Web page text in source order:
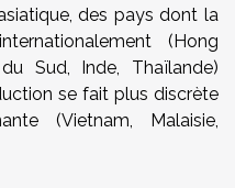
des pays dont la
(Hong
Sud, Inde, Thaïlande)
se fait plus discrète
(Vietnam, Malaisie,